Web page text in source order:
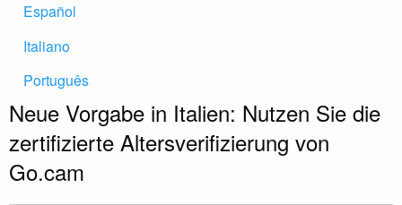
Español
Italiano
Português
Neue Vorgabe in Italien: Nutzen Sie die
zertifizierte Altersverifizierung von
Go.cam